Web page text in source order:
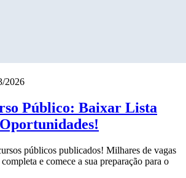
2026
Público: Baixar Lista
públicos publicados! Milhares de vagas
e comece a sua preparação para o